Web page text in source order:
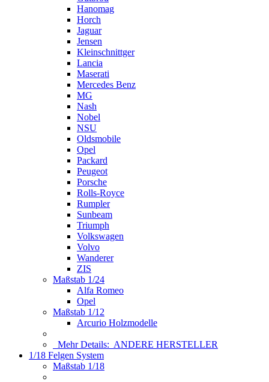
Hanomag
Horch
Jaguar
Jensen
Kleinschnittger
Lancia
Maserati
Mercedes Benz
MG
Nash
Nobel
NSU
Oldsmobile
Opel
Packard
Peugeot
Porsche
Rolls-Royce
Rumpler
Sunbeam
Triumph
Volkswagen
Volvo
Wanderer
ZIS
Maßstab 1/24
Alfa Romeo
Opel
Maßstab 1/12
Arcurio Holzmodelle
Mehr Details: ANDERE HERSTELLER
1/18 Felgen System
Maßstab 1/18